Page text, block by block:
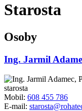
Starosta
Osoby
Ing. Jarmil
starosta
Mobil: 608 455 786
E-mail: